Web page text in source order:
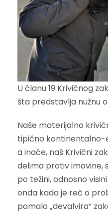
U članu 19 Krivičnog
šta predstavlja nužnu
Naše materijalno
tipično kontinentalno-
a inače, naš Krivični
delima protiv imovine,
po težini, odnosno
onda kada je reč o
pomalo „devalvira“